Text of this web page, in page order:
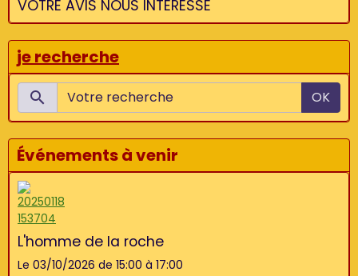
VOTRE AVIS NOUS INTERESSE
je recherche
OK
Événements à venir
L'homme de la roche
Le 03/10/2026 de 15:00 à 17:00